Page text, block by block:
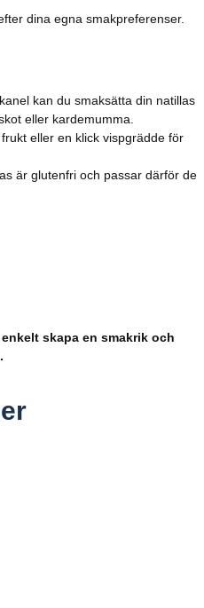
dina egna smakpreferenser.
kan du smaksätta din natillas
eller kardemumma.
eller en klick vispgrädde för
är glutenfri och passar därför de
skapa en smakrik och